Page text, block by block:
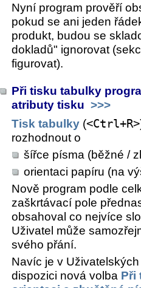
Nyní program prověří
pokud se ani jeden
produkt, budou se
dokladů" ignorovat
figurovat).
Při tisku tabulky
atributy tisku >>>
Tisk tabulky (<Ctrl+R>
rozhodnout o
šířce písma (běžné /
orientaci papíru (na
Nově program podle
zaškrtávací pole
obsahoval co nejvíce
Uživatel může
svého přání.
Navíc je v
dispozici nová volba Při